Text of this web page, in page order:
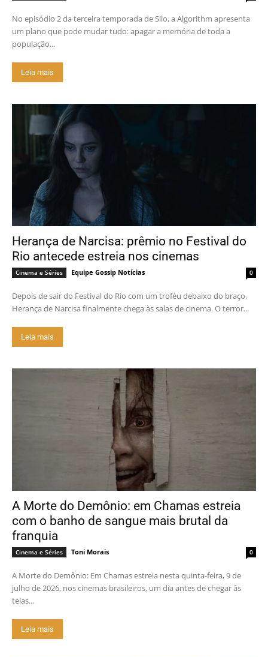
No episódio 2 da terceira temporada de Silo, a Algorithm apresenta
um plano que pode mudar tudo: apagar a memória de toda a
população...
Leia mais
Herança de Narcisa: prêmio no Festival do
Rio antecede estreia nos cinemas
Cinema e Séries Equipe Gossip Notícias 0
Depois de sair do Festival do Rio com um troféu debaixo do braço,
Herança de Narcisa finalmente chega às salas de cinema. O terror...
Leia mais
A Morte do Demônio: em Chamas estreia
com o banho de sangue mais brutal da
franquia
Cinema e Séries Toni Morais 0
A Morte do Demônio: Em Chamas estreia nesta quinta-feira, 9 de
julho de 2026, nos cinemas brasileiros, um dia antes de chegar às
telas...
Leia mais